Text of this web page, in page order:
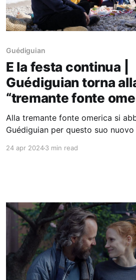
Guédiguian
E la festa continua |
Guédiguian torna
“tremante fonte
Alla tremante fonte omerica si
Guédiguian per questo suo
sotto il busto del cantore greco in
24 apr 20243 min read